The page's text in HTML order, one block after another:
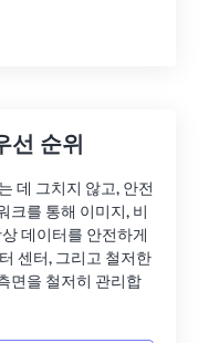
선 순위
데 그치지 않고, 안전
를 통해 이미지, 비
데이터를 안전하게
센터, 그리고 철저한
면을 철저히 관리합